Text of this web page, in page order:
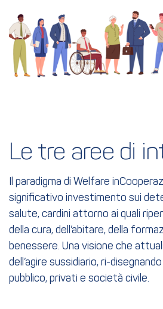
Le tre aree di
Il paradigma di Welfare
significativo investimento sui
salute, cardini attorno ai quali
della cura, dell’abitare, della
benessere. Una visione che
dell’agire sussidiario, ri-
pubblico, privati e società civile.